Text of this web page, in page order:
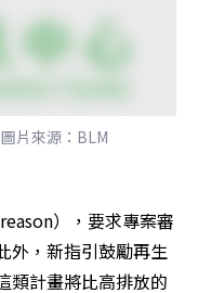
片來源：BLM
），要求專案審
外，新指引鼓勵再生
類計畫將比高排放的